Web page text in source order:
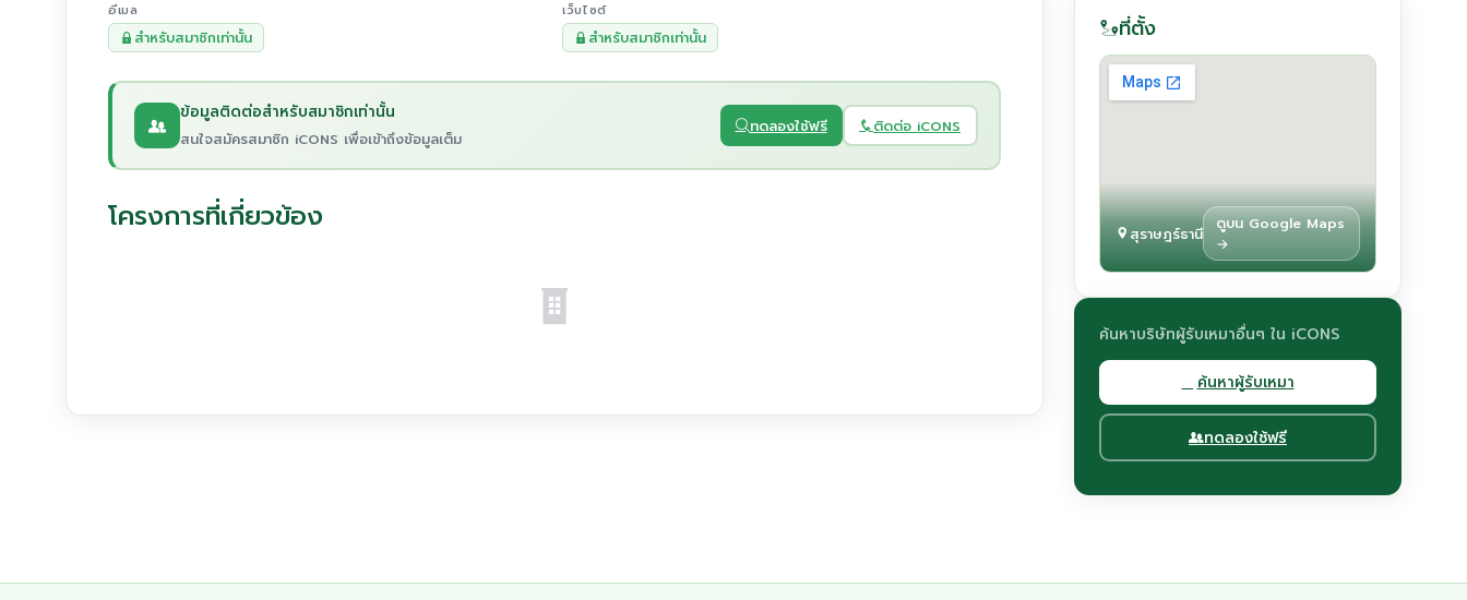
อีเมล
สำหรับสมาชิกเท่านั้น
เว็บไซต์
สำหรับสมาชิกเท่านั้น
ข้อมูลติดต่อสำหรับสมาชิกเท่านั้น
สนใจสมัครสมาชิก iCONS เพื่อเข้าถึงข้อมูลเต็ม
ทดลองใช้ฟรี ติดต่อ iCONS
โครงการที่เกี่ยวข้อง
ที่ตั้ง
สุราษฎร์ธานี
ดูบน Google Maps
→
ค้นหาบริษัทผู้รับเหมาอื่นๆ ใน iCONS
ค้นหาผู้รับเหมา
ทดลองใช้ฟรี